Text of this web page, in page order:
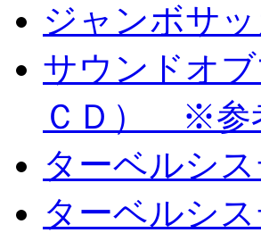
ジャンボサ
サウンドオ
ＣＤ） ※参
ターベルシ
ターベルシ